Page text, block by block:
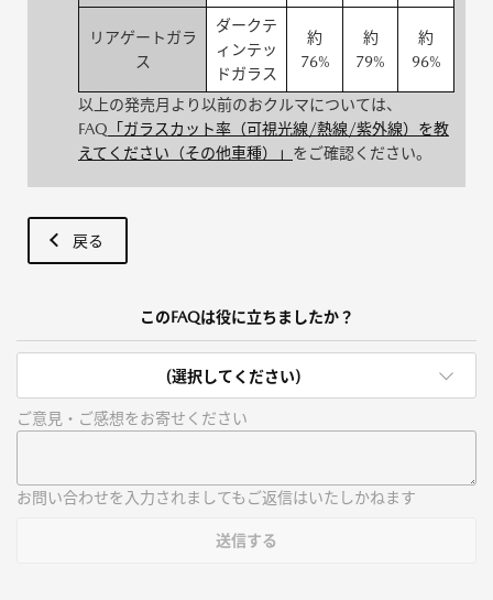
リアゲートガラ
ス
ダークテ
ィンテッ
ドガラス
約
76%
約
79%
約
96%
以上の発売月より以前のおクルマについては、
FAQ 「ガラスカット率（可視光線/熱線/紫外線）を教
えてください（その他車種）」 をご確認ください。
戻る
このFAQは役に立ちましたか？
(選択してください)
ご意見・ご感想をお寄せください
お問い合わせを入力されましてもご返信はいたしかねます
送信する